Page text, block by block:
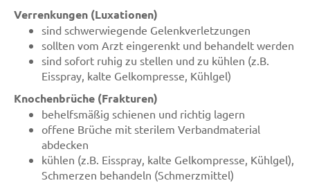
Verrenkungen (Luxationen)
sind schwerwiegende Gelenkverletzungen
sollten vom Arzt eingerenkt und behandelt werden
sind sofort ruhig zu stellen und zu kühlen (z.B.
Eisspray, kalte Gelkompresse, Kühlgel)
Knochenbrüche (Frakturen)
behelfsmäßig schienen und richtig lagern
offene Brüche mit sterilem Verbandmaterial
abdecken
kühlen (z.B. Eisspray, kalte Gelkompresse, Kühlgel),
Schmerzen behandeln (Schmerzmittel)